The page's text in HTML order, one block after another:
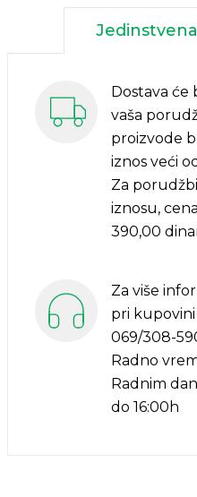
Dostava će
vaša
proizvode
iznos veći
Za
iznosu,
390,00
Za više
pri
069/308-
Radno
Radnim
do 16:00h